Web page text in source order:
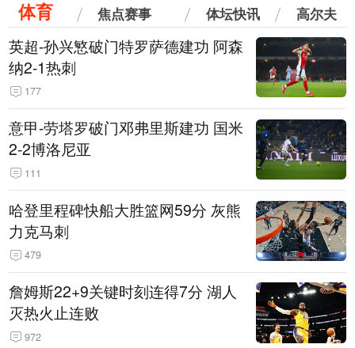
体育 焦点赛事 体坛快讯 高尔夫
英超-孙兴慜破门特罗萨德建功 阿森
纳2-1热刺
177
意甲-劳塔罗破门邓弗里斯建功 国米
2-2博洛尼亚
111
哈登里程碑快船大胜篮网59分 灰熊
力克马刺
479
詹姆斯22+9关键时刻连得7分 湖人
灭热火止连败
972